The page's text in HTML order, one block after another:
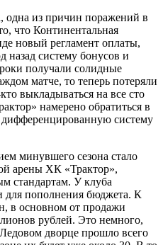
одна из причин поражений в
что Континентальная
новый регламент оплаты,
систему бонусов и
получали солидные
матче, то теперь потеряли
выкладываться на все сто
намерено обратиться в
систему
минувшего сезона стало
арены ХК «Трактор»,
стандартам. У клуба
для пополнения бюджета. К
в основном от продажи
рублей. Это немного,
дворце прошло всего